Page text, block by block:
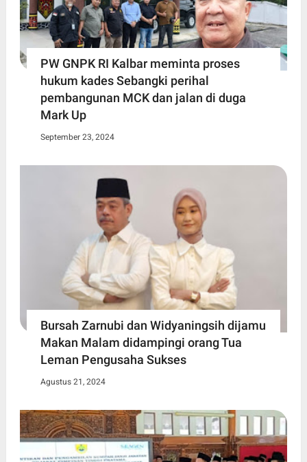
PW GNPK RI Kalbar meminta proses
hukum kades Sebangki perihal
pembangunan MCK dan jalan di duga
Mark Up
September 23, 2024
Bursah Zarnubi dan Widyaningsih dijamu
Makan Malam didampingi orang Tua
Leman Pengusaha Sukses
Agustus 21, 2024